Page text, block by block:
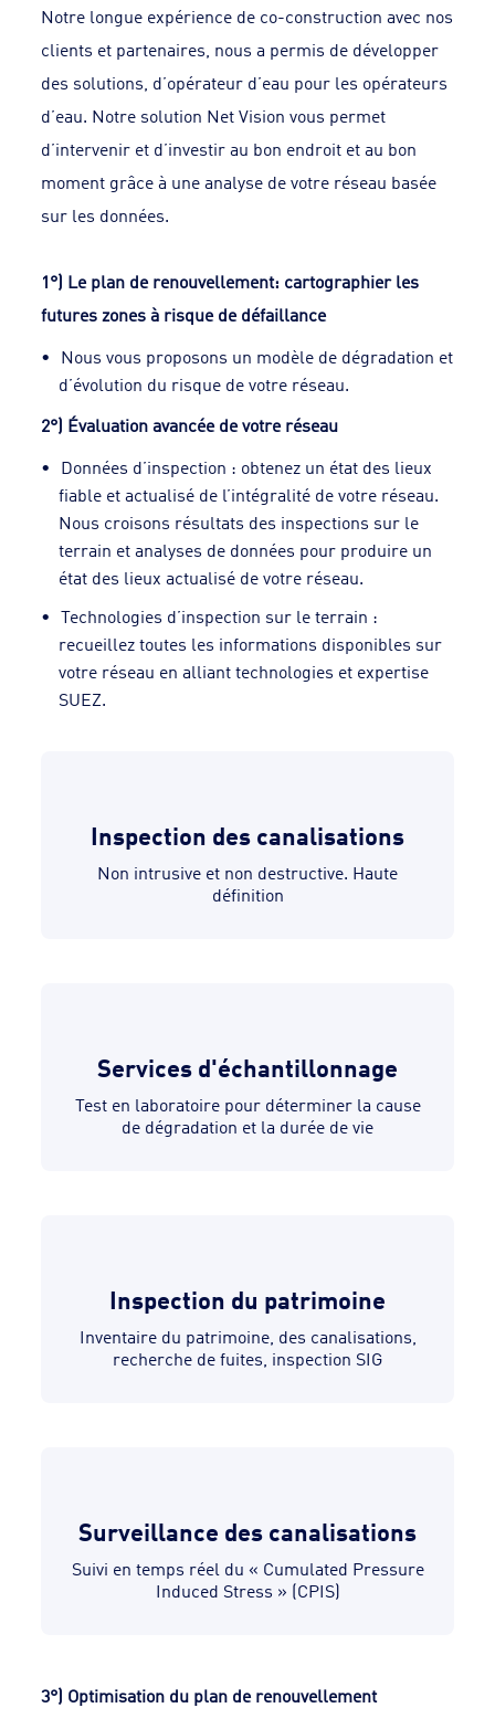
Notre longue expérience de co-construction avec nos
clients et partenaires, nous a permis de développer
des solutions, d’opérateur d’eau pour les opérateurs
d’eau. Notre solution Net Vision vous permet
d’intervenir et d’investir au bon endroit et au bon
moment grâce à une analyse de votre réseau basée
sur les données.
1°) Le plan de renouvellement: cartographier les
futures zones à risque de défaillance
Nous vous proposons un modèle de dégradation et
d’évolution du risque de votre réseau.
2°) Évaluation avancée de votre réseau
Données d’inspection : obtenez un état des lieux
fiable et actualisé de l’intégralité de votre réseau.
Nous croisons résultats des inspections sur le
terrain et analyses de données pour produire un
état des lieux actualisé de votre réseau.
Technologies d’inspection sur le terrain :
recueillez toutes les informations disponibles sur
votre réseau en alliant technologies et expertise
SUEZ.
Inspection des canalisations
Non intrusive et non destructive. Haute
définition
Services d'échantillonnage
Test en laboratoire pour déterminer la cause
de dégradation et la durée de vie
Inspection du patrimoine
Inventaire du patrimoine, des canalisations,
recherche de fuites, inspection SIG
Surveillance des canalisations
Suivi en temps réel du « Cumulated Pressure
Induced Stress » (CPIS)
3°) Optimisation du plan de renouvellement